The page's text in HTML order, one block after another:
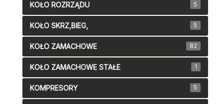
KOŁO ROZRZĄDU 5
KOŁO SKRZ,BIEG, 5
KOŁO ZAMACHOWE 82
KOŁO ZAMACHOWE STAŁE 1
KOMPRESORY 5